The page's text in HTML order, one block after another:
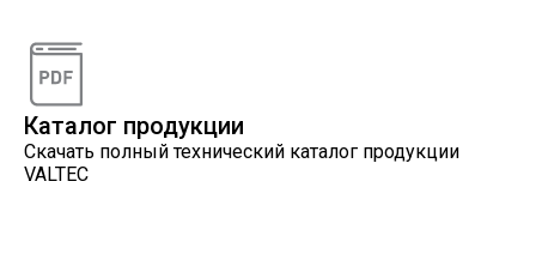
Каталог продукции
Скачать полный технический каталог продукции
VALTEC